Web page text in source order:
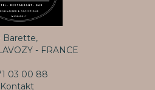
Barette,
- FRANCE
03 00 88